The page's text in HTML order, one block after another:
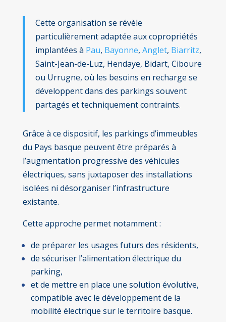
Cette organisation se révèle
particulièrement adaptée aux copropriétés
implantées à Pau, Bayonne, Anglet, Biarritz,
Saint-Jean-de-Luz, Hendaye, Bidart, Ciboure
ou Urrugne, où les besoins en recharge se
développent dans des parkings souvent
partagés et techniquement contraints.
Grâce à ce dispositif, les parkings d’immeubles
du Pays basque peuvent être préparés à
l’augmentation progressive des véhicules
électriques, sans juxtaposer des installations
isolées ni désorganiser l’infrastructure
existante.
Cette approche permet notamment :
de préparer les usages futurs des résidents,
de sécuriser l’alimentation électrique du
parking,
et de mettre en place une solution évolutive,
compatible avec le développement de la
mobilité électrique sur le territoire basque.